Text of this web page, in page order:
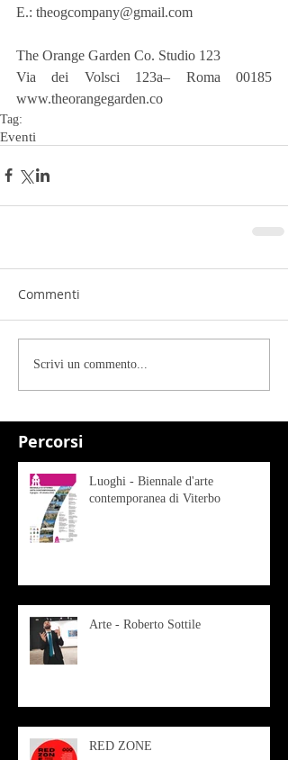
Percorsi
E.: theogcompany@gmail.com
The Orange Garden Co. Studio 123
Via dei Volsci 123a– Roma 00185
www.theorangegarden.co
Tag:
Eventi
Commenti
Scrivi un commento...
Luoghi - Biennale d'arte
contemporanea di Viterbo
Arte - Roberto Sottile
RED ZONE